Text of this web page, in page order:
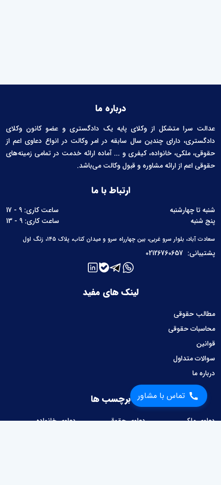
تماس با مشاور
درباره ما
عدالت سرا متشکل از وکلای پایه یک دادگستری و عضو کانون وکلای
دادگستری، دارای چندین سال سابقه در امر وکالت در انواع دعاوی اعم از
حقوقی، ملکی، خانواده، کیفری و ... آماده ارائه خدمت در تمامی زمینه‌های
حقوقی اعم از ارائه مشاوره و قبول وکالت می‌باشد.
لینک های مفید
مطالب حقوقی
محاسبات حقوقی
قوانین
سوالات متداول
درباره ما
برچسب ها
دعاوی ملکی دعاوی حقوقی
دعاوی خانواده
ارتباط با ما
شنبه تا چهارشنبه
ساعت کاری: 9 - 17
پنج شنبه
ساعت کاری: 9 - 13
سعادت آباد، بلوار سرو غربی، بین چهارراه سرو و میدان کتاب، پلاک ۱۴۵، زنگ اول
پشتیبانی: 02126760657